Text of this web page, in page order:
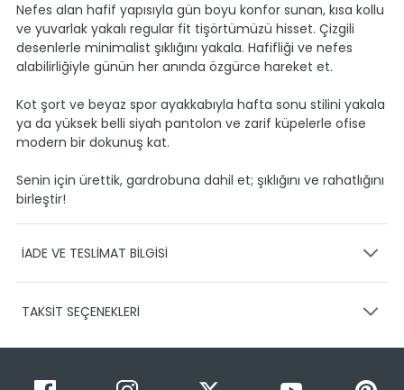
Nefes alan hafif yapısıyla gün boyu konfor sunan, kısa kollu
ve yuvarlak yakalı regular fit tişörtümüzü hisset. Çizgili
desenlerle minimalist şıklığını yakala. Hafifliği ve nefes
alabilirliğiyle günün her anında özgürce hareket et.
Kot şort ve beyaz spor ayakkabıyla hafta sonu stilini yakala
ya da yüksek belli siyah pantolon ve zarif küpelerle ofise
modern bir dokunuş kat.
Senin için ürettik, gardrobuna dahil et; şıklığını ve rahatlığını
birleştir!
İADE VE TESLİMAT BİLGİSİ
Ürünlerinizin gönderimini anlaşmalı olduğumuz PTT,
1-3 iş günü içerisinde kargoya teslim edilir.
Siparişimin kargo takibini nasıl yapabilirim?
TAKSİT SEÇENEKLERİ
Taksit Sayısı Taksit Miktarı
Taksitli Tutar